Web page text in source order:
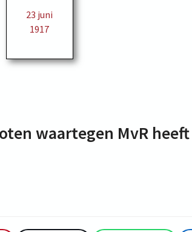
23 juni
1917
waartegen MvR